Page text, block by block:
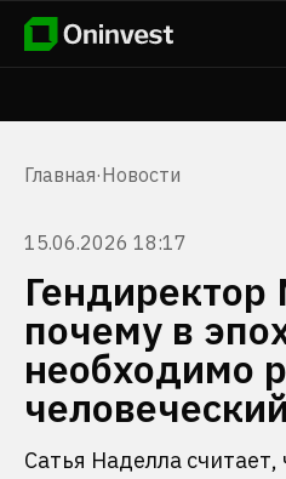
Главная·Новости
15.06.2026 18:17
Гендиректор
почему в
необходимо
Сатья Наделла